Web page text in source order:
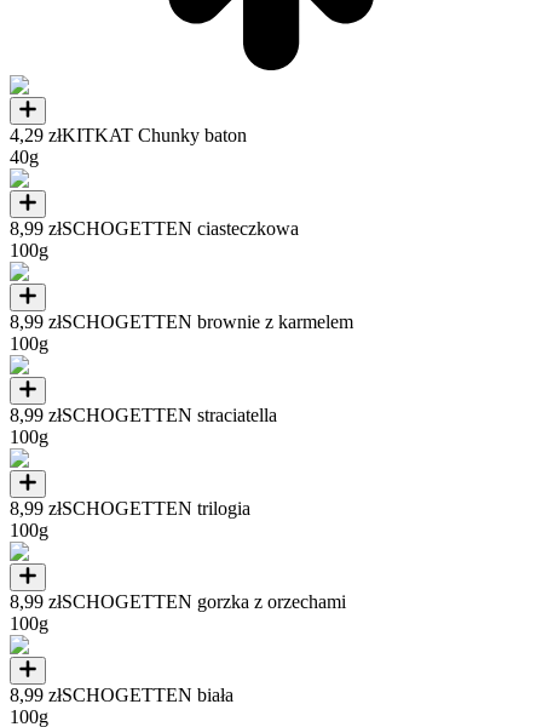
4,29 złKITKAT Chunky baton
40g
8,99 złSCHOGETTEN ciasteczkowa
100g
8,99 złSCHOGETTEN brownie z karmelem
100g
8,99 złSCHOGETTEN straciatella
100g
8,99 złSCHOGETTEN trilogia
100g
8,99 złSCHOGETTEN gorzka z orzechami
100g
8,99 złSCHOGETTEN biała
100g